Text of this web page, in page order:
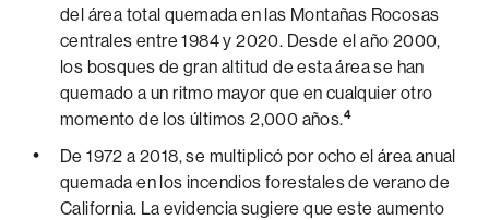
del área total quemada en las Montañas Rocosas
centrales entre 1984 y 2020. Desde el año 2000,
los bosques de gran altitud de esta área se han
quemado a un ritmo mayor que en cualquier otro
momento de los últimos 2,000 años.4
De 1972 a 2018, se multiplicó por ocho el área anual
quemada en los incendios forestales de verano de
California. La evidencia sugiere que este aumento